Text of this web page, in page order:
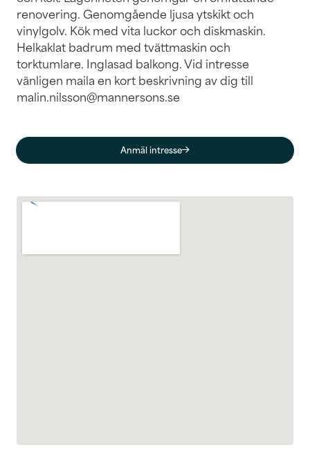
renovering. Genomgående ljusa ytskikt och
vinylgolv. Kök med vita luckor och diskmaskin.
Helkaklat badrum med tvättmaskin och
torktumlare. Inglasad balkong. Vid intresse
vänligen maila en kort beskrivning av dig till
malin.nilsson@mannersons.se
Anmäl intresse